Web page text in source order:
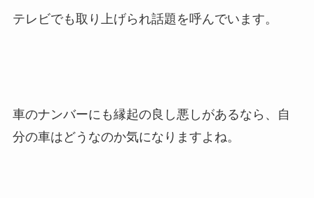
テレビでも取り上げられ話題を呼んでいます。
車のナンバーにも縁起の良し悪しがあるなら、自
分の車はどうなのか気になりますよね。